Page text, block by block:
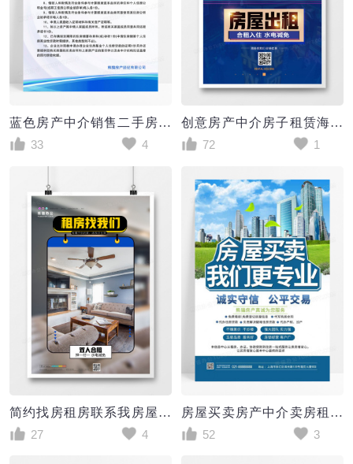
蓝色房产中介销售二手房贷款工作制度牌
33
4
创意房产中介房子租赁海报
72
1
简约找房租房联系我房屋中介海报
27
4
房屋买卖房产中介卖房租房宣传海报
52
3